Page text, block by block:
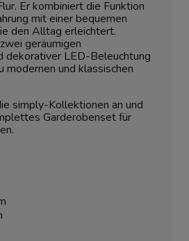
Er kombiniert die Funktion
mit einer bequemen
den Alltag erleichtert.
geräumigen
dekorativer LED-Beleuchtung
modernen und klassischen
simply-Kollektionen an und
Garderobenset für